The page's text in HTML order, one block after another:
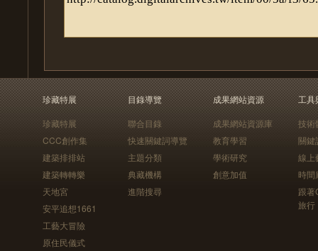
珍藏特展
珍藏特展
CCC創作集
建築排排站
建築轉轉樂
天地宮
安平追想1661
工藝大冒險
原住民儀式
目錄導覽
聯合目錄
快速關鍵詞導覽
主題分類
典藏機構
進階搜尋
成果網站資源
成果網站資源庫
教育學習
學術研究
創意加值
工具
技術
關鍵
線上
時間
跟
旅行